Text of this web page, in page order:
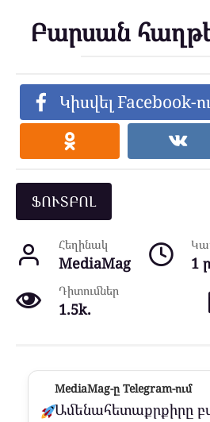
Բարսան
Կիսվել Facebook-
ՖՈՒՏԲՈԼ
Հեղինակ
MediaMag 1
Դիտումներ
1.5k.
MediaMag-ը Telegram-ում
Ամենահետաքրքիրը